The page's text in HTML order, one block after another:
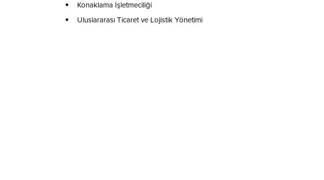
Konaklama İşletmeciliği
Uluslararası Ticaret ve Lojistik Yönetimi